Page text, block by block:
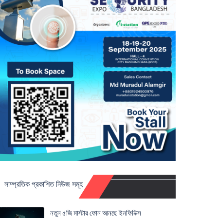
সাম্প্রতিক প্রকাশিত নিউজ সমূহ
নতুন ৫জি মাস্টার ফোন আনছে ইনফিনিক্স